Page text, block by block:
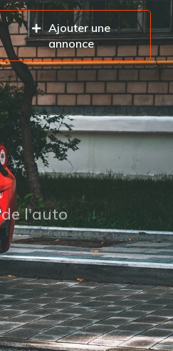
Ajouter une
annonce
l'auto